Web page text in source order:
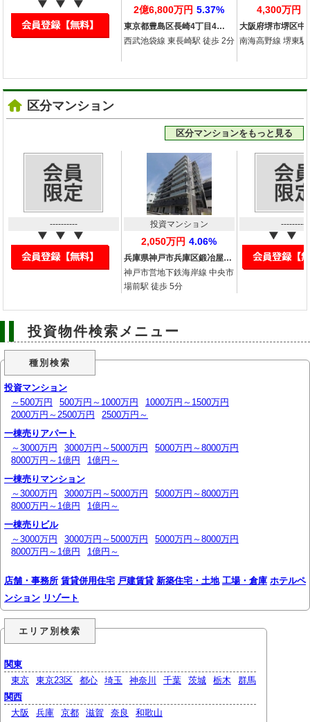
東京都豊島区長崎4丁目4…
2億6,800万円 5.37%
西武池袋線 東長崎駅 徒歩 2分
大阪府堺市堺区中
4,300万円
南海高野線 堺東駅
区分マンション
区分マンションをもっと見る
----------
兵庫県神戸市兵庫区鍛冶屋…
投資マンション
2,050万円 4.06%
神戸市営地下鉄海岸線 中央市
場前駅 徒歩 5分
----------
投資物件検索メニュー
種別検索
投資マンション
～500万円
500万円～1000万円
1000万円～1500万円
2000万円～2500万円
2500万円～
一棟売りアパート
～3000万円
3000万円～5000万円
5000万円～8000万円
8000万円～1億円
1億円～
一棟売りマンション
～3000万円
3000万円～5000万円
5000万円～8000万円
8000万円～1億円
1億円～
一棟売りビル
～3000万円
3000万円～5000万円
5000万円～8000万円
8000万円～1億円
1億円～
店舗・事務所 賃貸併用住宅 戸建賃貸 新築住宅・土地 工場・倉庫 ホテルペ
ンション リゾート
エリア別検索
関東
東京
東京23区 都心 埼玉 神奈川 千葉 茨城 栃木
群馬
関西
大阪
兵庫 京都 滋賀 奈良
和歌山